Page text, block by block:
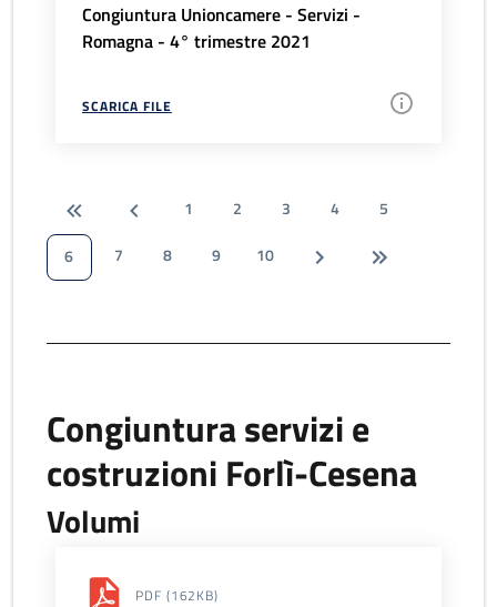
Congiuntura Unioncamere - Servizi -
Romagna - 4° trimestre 2021
SCARICA FILE
1 2 3 4
5
6
7 8 9 10
Congiuntura servizi e
costruzioni Forlì-Cesena
Volumi
PDF (162KB)